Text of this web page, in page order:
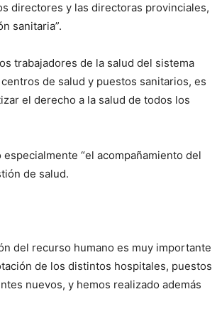
directores y las directoras provinciales,
sanitaria”.
trabajadores de la salud del sistema
de salud y puestos sanitarios, es
el derecho a la salud de todos los
“el acompañamiento del
de salud.
del recurso humano es muy importante
de los distintos hospitales, puestos
nuevos, y hemos realizado además